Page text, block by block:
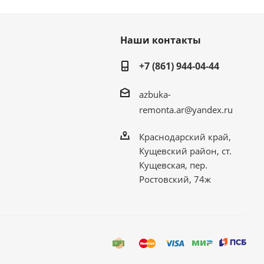
Наши контакты
+7 (861) 944-04-44
azbuka-
remonta.ar@yandex.ru
Краснодарский край,
Кущевский район, ст.
Кущевская, пер.
Ростовский, 74ж